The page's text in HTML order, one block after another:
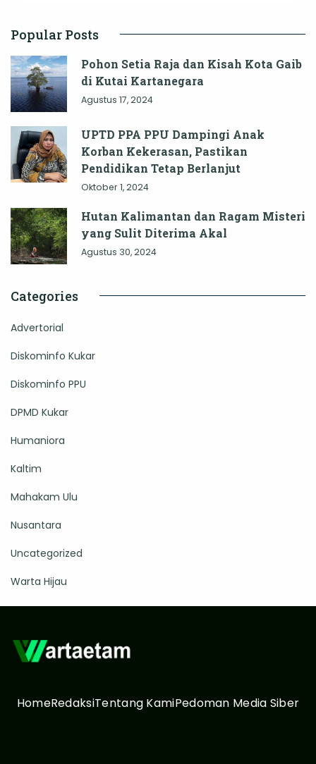
Popular Posts
Pohon Setia Raja dan Kisah Kota Gaib
di Kutai Kartanegara
Agustus 17, 2024
UPTD PPA PPU Dampingi Anak
Korban Kekerasan, Pastikan
Pendidikan Tetap Berlanjut
Oktober 1, 2024
Hutan Kalimantan dan Ragam Misteri
yang Sulit Diterima Akal
Agustus 30, 2024
Categories
Advertorial
Diskominfo Kukar
Diskominfo PPU
DPMD Kukar
Humaniora
Kaltim
Mahakam Ulu
Nusantara
Uncategorized
Warta Hijau
HomeRedaksiTentang KamiPedoman Media Siber